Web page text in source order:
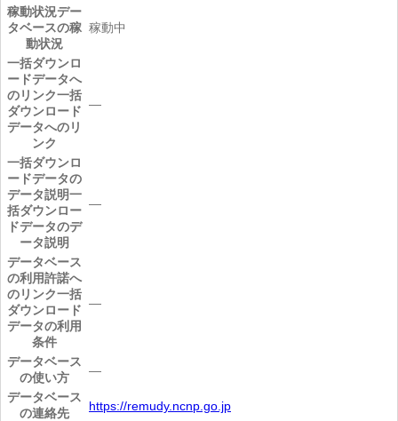
稼動状況デー
タベースの稼
動状況
稼動中
一括ダウンロ
ードデータへ
のリンク一括
ダウンロード
データへのリ
ンク
―
一括ダウンロ
ードデータの
データ説明一
括ダウンロー
ドデータのデ
ータ説明
―
データベース
の利用許諾へ
のリンク一括
ダウンロード
データの利用
条件
―
データベース
の使い方
―
データベース
の連絡先
https://remudy.ncnp.go.jp